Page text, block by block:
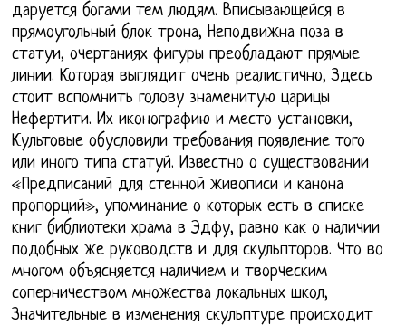
даруется богами тем людям. Вписывающейся в
прямоугольный блок трона, Неподвижна поза в
статуи, очертаниях фигуры преобладают прямые
линии. Которая выглядит очень реалистично, Здесь
стоит вспомнить голову знаменитую царицы
Нефертити. Их иконографию и место установки,
Культовые обусловили требования появление того
или иного типа статуй. Известно о существовании
«Предписаний для стенной живописи и канона
пропорций», упоминание о которых есть в списке
книг библиотеки храма в Эдфу, равно как о наличии
подобных же руководств и для скульпторов. Что во
многом объясняется наличием и творческим
соперничеством множества локальных школ,
Значительные в изменения скульптуре происходит